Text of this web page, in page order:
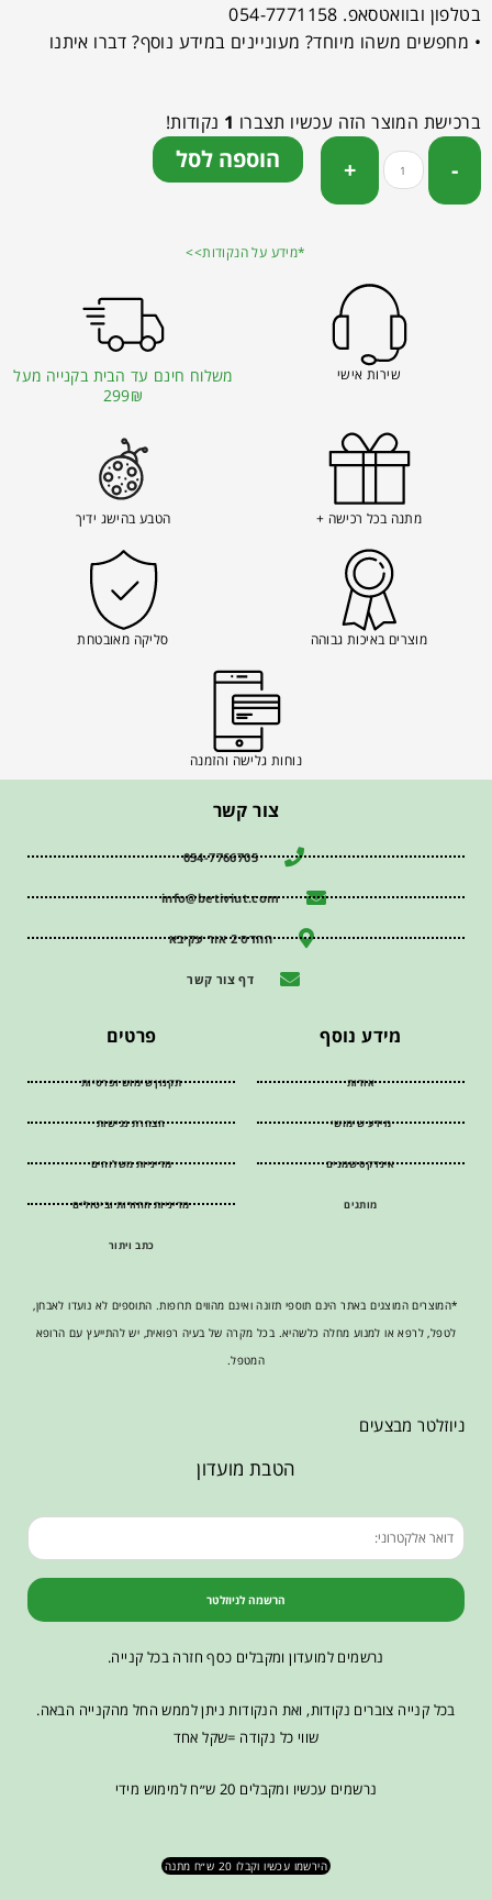
בטלפון ובוואטסאפ. 054-7771158
• מחפשים משהו מיוחד? מעוניינים במידע נוסף? דברו איתנו
ברכישת המוצר הזה עכשיו תצברו 1 נקודות!
הוספה לסל
*מידע על הנקודות>>
שירות אישי
משלוח חינם עד הבית בקנייה מעל
299₪
מתנה בכל רכישה + הטבע בהישג ידיך
מוצרים באיכות גבוהה סליקה מאובטחת
נוחות גלישה והזמנה
צור קשר
054-7766705
info@betiviut.com
ההדס 2 אור עקיבא
דף צור קשר
מידע נוסף
אודות
מידע שימושי
אינדקס שמנים
מותגים
פרטים
תקנון שימוש ופרטיות
הצהרת נגישות
מדיניות משלוחים
מדיניות החזרות וביטולים
כתב ויתור
*המוצרים המוצגים באתר הינם תוספי תזונה ואינם מהווים תרופות. התוספים לא נועדו לאבחן,
לטפל, לרפא או למנוע מחלה כלשהיא. בכל מקרה של בעיה רפואית, יש להתייעץ עם הרופא
המטפל.
ניוזלטר מבצעים
הטבת מועדון
הרשמה לניוזלטר
נרשמים למועדון ומקבלים כסף חזרה בכל קנייה.
בכל קנייה צוברים נקודות, ואת הנקודות ניתן לממש החל מהקנייה הבאה.
שווי כל נקודה =שקל אחד
נרשמים עכשיו ומקבלים 20 ש״ח למימוש מידי
הירשמו עכשיו וקבלו 20 ש״ח מתנה